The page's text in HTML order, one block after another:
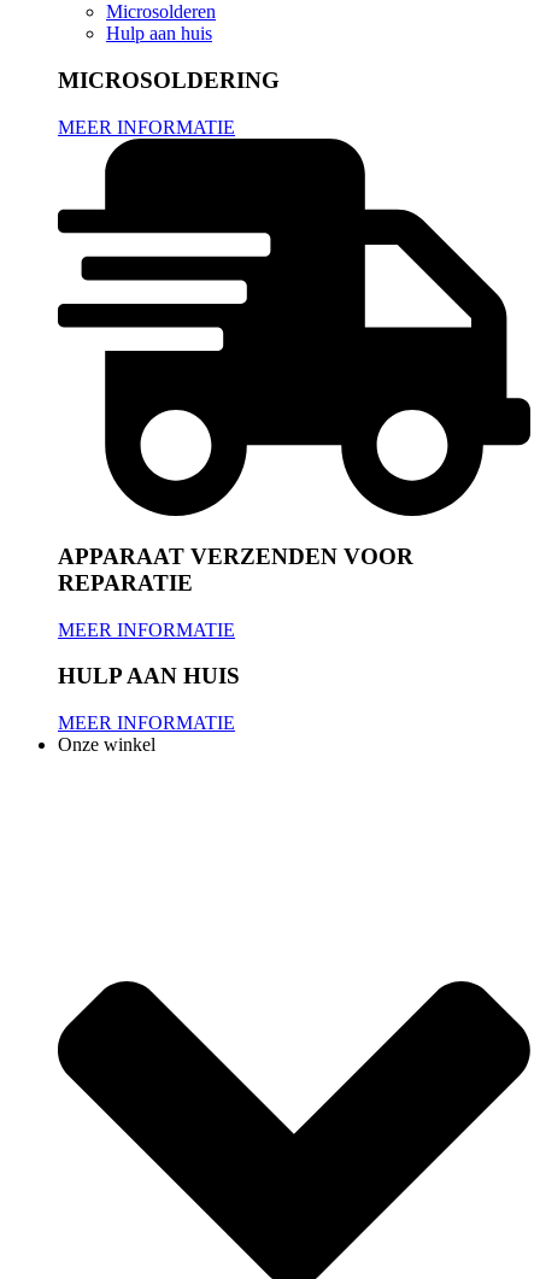
Microsolderen
Hulp aan huis
MICROSOLDERING
MEER INFORMATIE
APPARAAT VERZENDEN VOOR
REPARATIE
MEER INFORMATIE
HULP AAN HUIS
MEER INFORMATIE
Onze winkel